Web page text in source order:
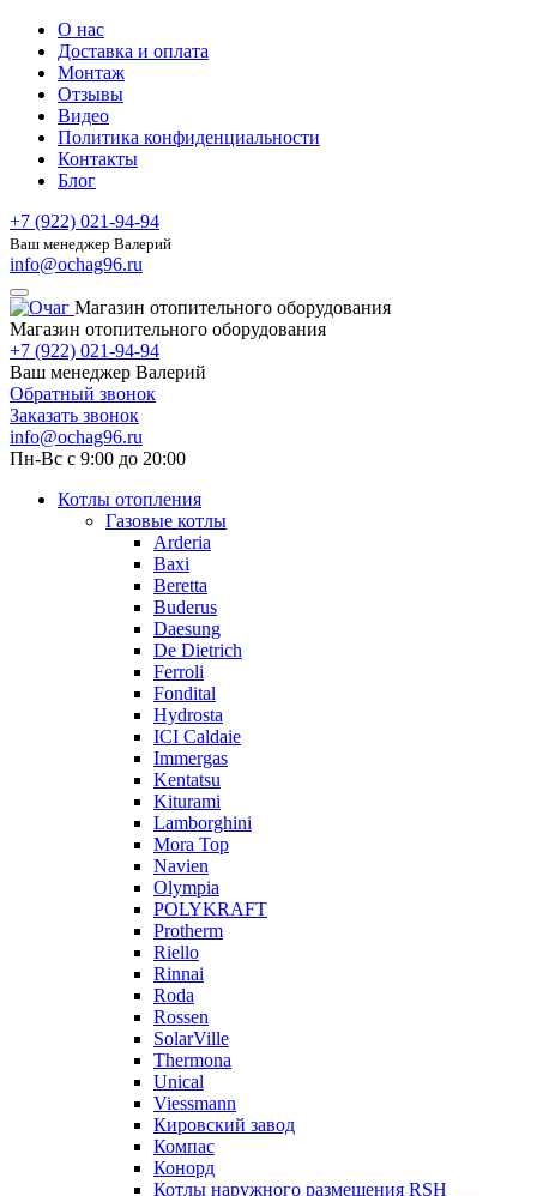
О нас
Доставка и оплата
Монтаж
Отзывы
Видео
Политика конфиденциальности
Контакты
Блог
+7 (922) 021-94-94
Ваш менеджер Валерий
info@ochag96.ru
Магазин отопительного оборудования
Магазин отопительного оборудования
+7 (922) 021-94-94
Ваш менеджер Валерий
Обратный звонок
Заказать звонок
info@ochag96.ru
Пн-Вс с 9:00 до 20:00
Котлы отопления
Газовые котлы
Arderia
Baxi
Beretta
Buderus
Daesung
De Dietrich
Ferroli
Fondital
Hydrosta
ICI Caldaie
Immergas
Kentatsu
Kiturami
Lamborghini
Mora Top
Navien
Olympia
POLYKRAFT
Protherm
Riello
Rinnai
Roda
Rossen
SolarVille
Thermona
Unical
Viessmann
Кировский завод
Компас
Конорд
Котлы наружного размещения RSH